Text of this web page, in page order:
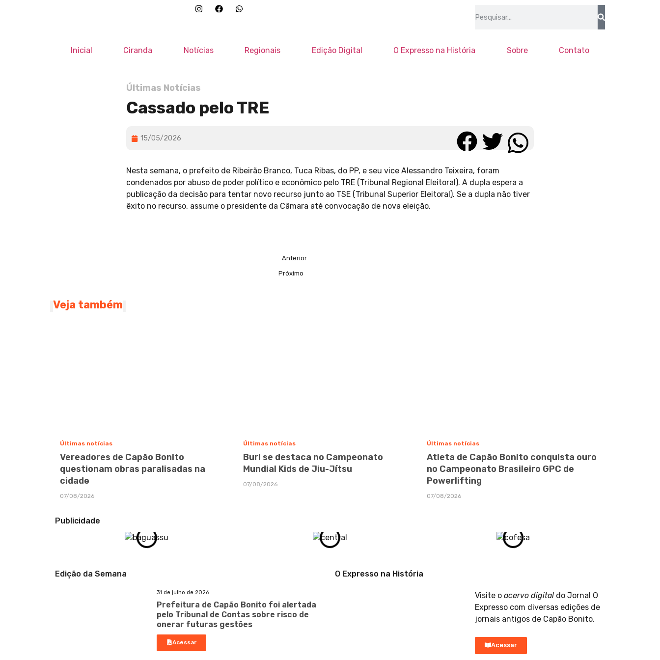
Inicial Ciranda Notícias Regionais Edição Digital O Expresso na História Sobre Contato
Últimas Notícias
Cassado pelo TRE
15/05/2026
Nesta semana, o prefeito de Ribeirão Branco, Tuca Ribas, do PP, e seu vice Alessandro Teixeira, foram
condenados por abuso de poder político e econômico pelo TRE (Tribunal Regional Eleitoral). A dupla espera a
publicação da decisão para tentar novo recurso junto ao TSE (Tribunal Superior Eleitoral). Se a dupla não tiver
êxito no recurso, assume o presidente da Câmara até convocação de nova eleição.
Anterior
Próximo
Veja também
Últimas notícias
Vereadores de Capão Bonito
questionam obras paralisadas na
cidade
07/08/2026
Últimas notícias
Buri se destaca no Campeonato
Mundial Kids de Jiu-Jítsu
07/08/2026
Últimas notícias
Atleta de Capão Bonito conquista ouro
no Campeonato Brasileiro GPC de
Powerlifting
07/08/2026
Publicidade
Edição da Semana
31 de julho de 2026
Prefeitura de Capão Bonito foi alertada
pelo Tribunal de Contas sobre risco de
onerar futuras gestões
Acessar
O Expresso na História
Visite o acervo digital do Jornal O
Expresso com diversas edições de
jornais antigos de Capão Bonito.
Acessar